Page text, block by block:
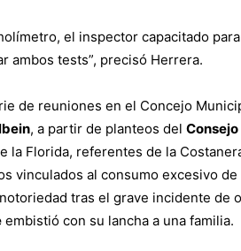
el inspector capacitado
ambos tests”, precisó Herrera.
de reuniones en el Concejo
, a partir de planteos del
la Florida, referentes de la
vinculados al consumo excesivo
tras el grave incidente de
embistió con su lancha a una familia.